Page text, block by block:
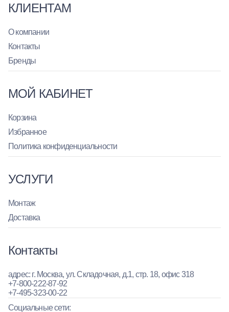
КЛИЕНТАМ
О компании
Контакты
Бренды
МОЙ КАБИНЕТ
Корзина
Избранное
Политика конфиденциальности
УСЛУГИ
Монтаж
Доставка
Контакты
адрес: г. Москва, ул. Складочная, д.1, стр. 18, офис 318
+7-800-222-87-92
+7-495-323-00-22
Социальные сети: